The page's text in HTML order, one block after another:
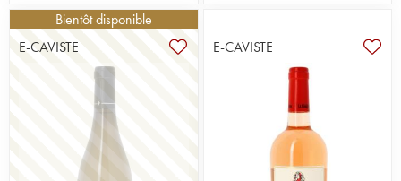
Bientôt disponible
E-CAVISTE
E-CAVISTE